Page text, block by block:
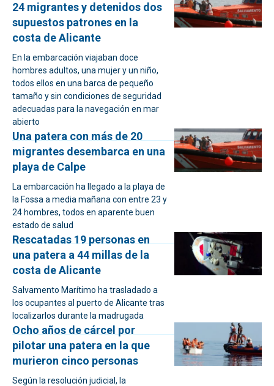
24 migrantes y detenidos dos
supuestos patrones en la
costa de Alicante
En la embarcación viajaban doce
hombres adultos, una mujer y un niño,
todos ellos en una barca de pequeño
tamaño y sin condiciones de seguridad
adecuadas para la navegación en mar
abierto
Una patera con más de 20
migrantes desembarca en una
playa de Calpe
La embarcación ha llegado a la playa de
la Fossa a media mañana con entre 23 y
24 hombres, todos en aparente buen
estado de salud
Rescatadas 19 personas en
una patera a 44 millas de la
costa de Alicante
Salvamento Marítimo ha trasladado a
los ocupantes al puerto de Alicante tras
localizarlos durante la madrugada
Ocho años de cárcel por
pilotar una patera en la que
murieron cinco personas
Según la resolución judicial, la